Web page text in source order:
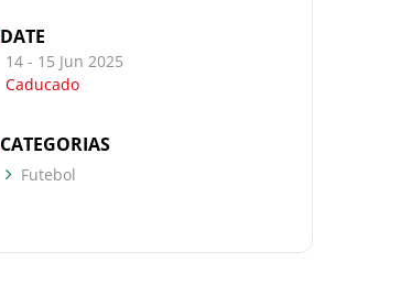
DATE
14 - 15 Jun 2025
Caducado
CATEGORIAS
Futebol